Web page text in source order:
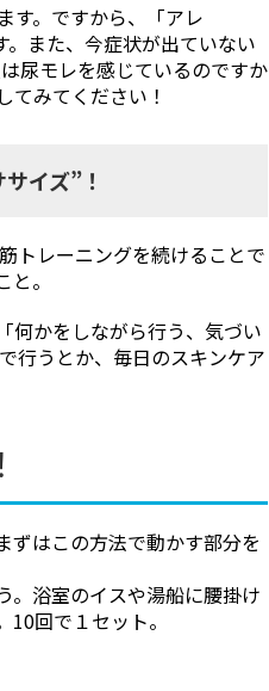
す。ですから、「アレ
また、今症状が出ていない
尿モレを感じているのですか
てみてください！
イズ”！
トレーニングを続けることで
。
何かをしながら行う、気づい
行うとか、毎日のスキンケア
ずはこの方法で動かす部分を
。浴室のイスや湯船に腰掛け
回で１セット。